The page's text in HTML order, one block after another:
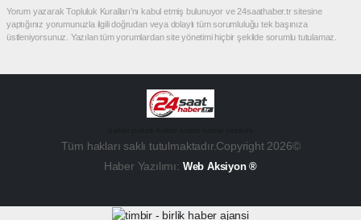
Yorum yazarak Topluluk Kuralları’nı kabul etmiş bulunuyor ve 24saathaber.tr sitesine
yaptığınız yorumunuzla ilgili doğrudan veya dolaylı tüm sorumluluğu tek başınıza
üstleniyorsunuz. Yazılan tüm yorumlardan site yönetimi hiçbir şekilde sorumlu tutulamaz.
Tüm hakları saklı tutulmaktadır.Copyright 2026©
Haber Yazılımı: Web Aksiyon ®